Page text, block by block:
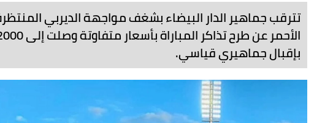
تترقب جماهير الدار البيضاء بشغف مواجهة الديربي المنتظرة
بإقبال جماهيري قياسي.